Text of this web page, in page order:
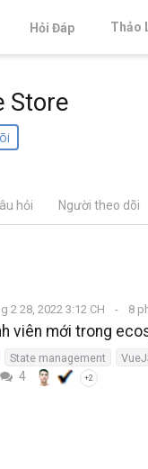
Hỏi Đáp Thảo
Store
hỏi Người theo dõi
2 28, 2022 3:12 CH 8
viên mới trong
State management
4 +2